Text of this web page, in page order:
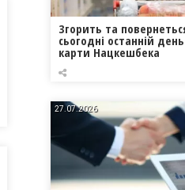
Згорить та
сьогодні останній
карти Нацкешбека
27.07.2026